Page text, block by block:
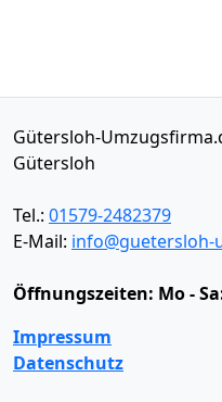
Gütersloh-
Gütersloh
Tel.: 01579-2482379
E-Mail:
Öffnungszeiten: Mo -
Impressum
Datenschutz